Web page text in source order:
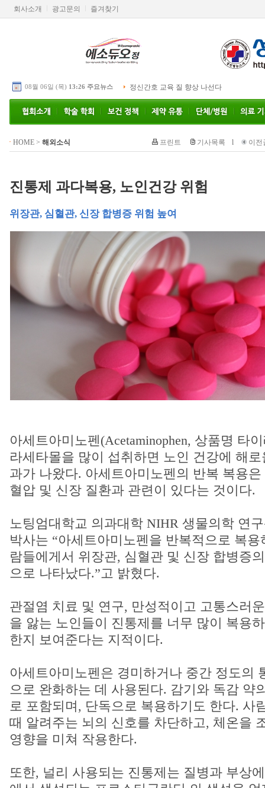
회사소개 광고문의 즐겨찾기
08월 06일 (목) 13:26 주요뉴스 정신간호 교육 질 향상 나선다
HOME> 해외소식 프린트 기사목록 l 이전
진통제 과다복용, 노인건강 위험
위장관, 심혈관, 신장 합병증 위험 높여
아세트아미노펜(Acetaminophen, 상품명 타
라세타몰을 많이 섭취하면 노인 건강에 해
과가 나왔다. 아세트아미노펜의 반복 복용
혈압 및 신장 질환과 관련이 있다는 것이다.
노팅엄대학교 의과대학 NIHR 생물의학 연구
박사는 “아세트아미노펜을 반복적으로 복
람들에게서 위장관, 심혈관 및 신장 합병증
으로 나타났다.”고 밝혔다.
관절염 치료 및 연구, 만성적이고 고통스러
을 앓는 노인들이 진통제를 너무 많이 복용
한지 보여준다는 지적이다.
아세트아미노펜은 경미하거나 중간 정도의
으로 완화하는 데 사용된다. 감기와 독감 약
로 포함되며, 단독으로 복용하기도 한다. 사
때 알려주는 뇌의 신호를 차단하고, 체온을
영향을 미쳐 작용한다.
또한, 널리 사용되는 진통제는 질병과 부상